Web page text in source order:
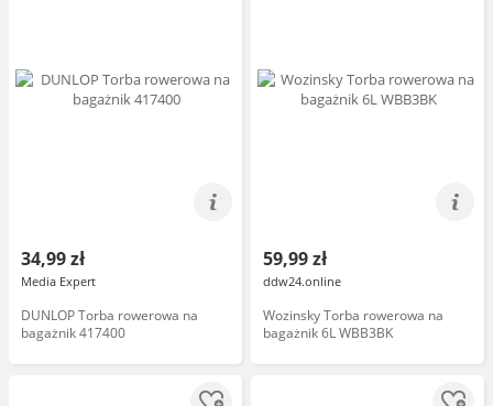
34,99 zł
Media Expert
DUNLOP Torba rowerowa na
bagażnik 417400
59,99 zł
ddw24.online
Wozinsky Torba rowerowa na
bagażnik 6L WBB3BK